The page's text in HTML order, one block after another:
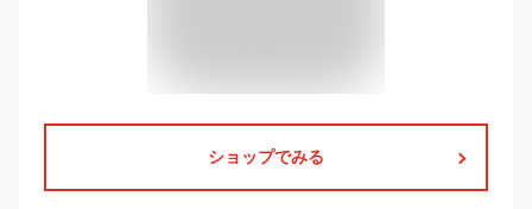
ショップでみる